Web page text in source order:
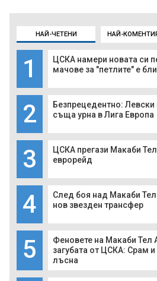
НАЙ-ЧЕТЕНИ НАЙ-
1
ЦСКА намери новата си
мачове за "петлите" е
2
Безпрецедентно:
съща урна в Лига Европа
3
ЦСКА прегази Макаби
еврорейд
4
След боя над Макаби
нов звезден трансфер
5
Феновете на Макаби Тел
загубата от ЦСКА: Срам и
лъсна